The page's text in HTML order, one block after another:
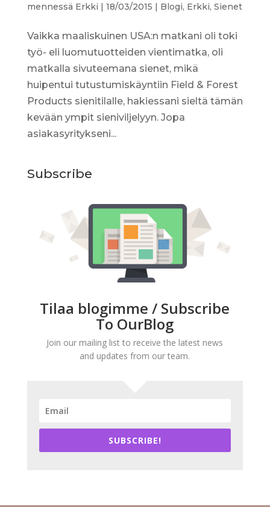
mennessä Erkki | 18/03/2015 | Blogi, Erkki, Sienet
Vaikka maaliskuinen USA:n matkani oli toki
työ- eli luomutuotteiden vientimatka, oli
matkalla sivuteemana sienet, mikä
huipentui tutustumiskäyntiin Field & Forest
Products sienitilalle, hakiessani sieltä tämän
kevään ympit sieniviljelyyn. Jopa
asiakasyritykseni...
Subscribe
Tilaa blogimme / Subscribe
To OurBlog
Join our mailing list to receive the latest news
and updates from our team.
SUBSCRIBE!